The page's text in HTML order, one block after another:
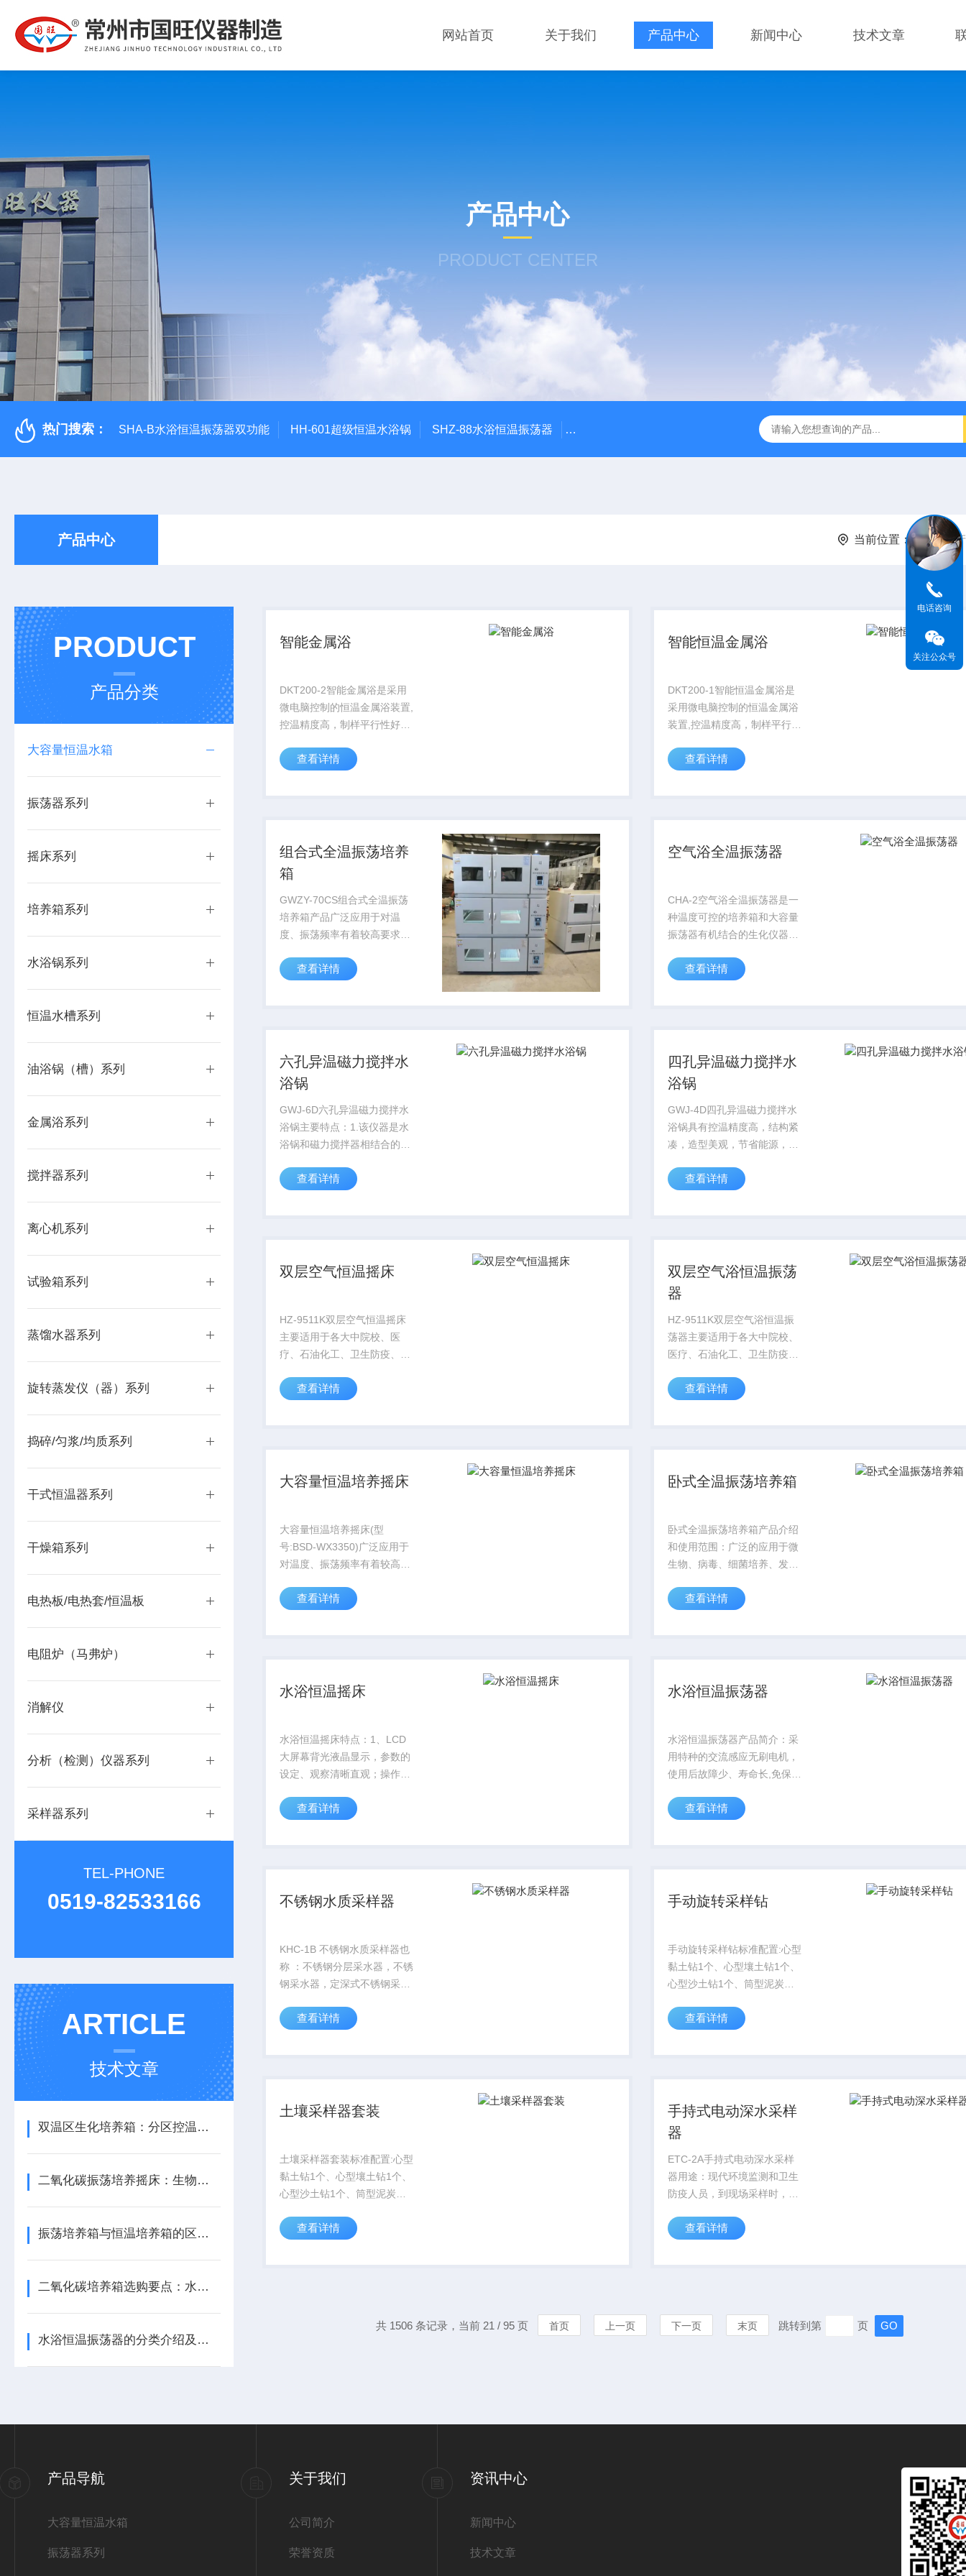
网站首页 关于我们 产品中心 新闻中心 技术文章
产品中心
PRODUCT CENTER
热门搜索： SHA-B水浴恒温振荡器双功能 HH-601超级恒温水浴锅 SHZ-88水浴恒温振荡器 HZQ-2水浴全温振荡器 THZ-82A气浴恒温振荡器价格
产品中心 当前位置：首页
PRODUCT
产品分类
大容量恒温水箱
振荡器系列
摇床系列
培养箱系列
水浴锅系列
恒温水槽系列
油浴锅（槽）系列
金属浴系列
搅拌器系列
离心机系列
试验箱系列
蒸馏水器系列
旋转蒸发仪（器）系列
捣碎/匀浆/均质系列
干式恒温器系列
干燥箱系列
电热板/电热套/恒温板
电阻炉（马弗炉）
消解仪
分析（检测）仪器系列
采样器系列
TEL-PHONE
0519-82533166
ARTICLE
技术文章
双温区生化培养箱：分区控温准确调控环境参数
二氧化碳振荡培养摇床：生物实验室核心精密设备
振荡培养箱与恒温培养箱的区别，你真的了解吗？
二氧化碳培养箱选购要点：水套式与气套式区别、精度与防污染对比分析
水浴恒温振荡器的分类介绍及基础操作规范
智能金属浴
DKT200-2智能金属浴是采用
微电脑控制的恒温金属浴装置,
控温精度高，制样平行性好，
应用于各种样品的培养、保存
化工、食品安全、质检等部
查看详情
智能恒温金属浴
DKT200-1智能恒温金属浴是
采用微电脑控制的恒温金属浴
装置,控温精度高，制样平行性
广泛应用于各种样品的培养、
药、化工、食品安全、质检等
查看详情
组合式全温振荡培养
箱
GWZY-70CS组合式全温振荡
培养箱产品广泛应用于对温
度、振荡频率有着较高要求的
化学反应以及酶、细胞组织研
学、制药、食品、环保等研究
查看详情
空气浴全温振荡器
CHA-2空气浴全温振荡器是一
种温度可控的培养箱和大容量
振荡器有机结合的生化仪器，
其结构为落地型卧式。广泛适
业、林业、环境科学、畜牧、
查看详情
六孔异温磁力搅拌水
浴锅
GWJ-6D六孔异温磁力搅拌水
浴锅主要特点：1.该仪器是水
浴锅和磁力搅拌器相结合的新
拌两种功能。2.采用了智能双
度可分别控制），测速数显
查看详情
四孔异温磁力搅拌水
浴锅
GWJ-4D四孔异温磁力搅拌水
浴锅具有控温精度高，结构紧
凑，造型美观，节省能源，使
物，物理、植物、化工、医
助加热的精密产品。
查看详情
双层空气恒温摇床
HZ-9511K双层空气恒温摇床
主要适用于各大中院校、医
疗、石油化工、卫生防疫、环
化、细胞、菌种等各种液态、
具有结构合理，操作简单、稳
查看详情
双层空气浴恒温振荡
器
HZ-9511K双层空气浴恒温振
荡器主要适用于各大中院校、
医疗、石油化工、卫生防疫、
生化、细胞、菌种等各种液
本机具有结构合理，操作简
查看详情
大容量恒温培养摇床
大容量恒温培养摇床(型
号:BSD-WX3350)广泛应用于
对温度、振荡频率有着较高要
生物化学反应以及酶、细胞组
分子学、制药、食品、环保等
查看详情
卧式全温振荡培养箱
卧式全温振荡培养箱产品介绍
和使用范围：广泛的应用于微
生物、病毒、细菌培养、发
细胞组织等研究。为温度、振
养以及酶工程等方面的研究提
查看详情
水浴恒温摇床
水浴恒温摇床特点：1、LCD
大屏幕背光液晶显示，参数的
设定、观察清晰直观；操作界
作和人为误操作2、PID微电脑
时功能：0～999.9小时内任意
查看详情
水浴恒温振荡器
水浴恒温振荡器产品简介：采
用特种的交流感应无刷电机，
使用后故障少、寿命长,免保
情况自动断电功能；有断电恢
造成的数据丢失问题。
查看详情
不锈钢水质采样器
KHC-1B 不锈钢水质采样器也
称 ：不锈钢分层采水器，不锈
钢采水器，定深式不锈钢采水
类、微生物（细菌）等指标分
性样品的水样采集；也适用于
查看详情
手动旋转采样钻
手动旋转采样钻标准配置:心型
黏土钻1个、心型壤土钻1个、
心型沙土钻1个、筒型泥炭钻1
延长杆1个、T型手柄1个、不
个、刷子1把、3米钢卷尺1...
查看详情
土壤采样器套装
土壤采样器套装标准配置:心型
黏土钻1个、心型壤土钻1个、
心型沙土钻1个、筒型泥炭钻1
延长杆1个、T型手柄1个、不
个、刷子1把、3米钢卷尺1...
查看详情
手持式电动深水采样
器
ETC-2A手持式电动深水采样
器用途：现代环境监测和卫生
防疫人员，到现场采样时，常
我公司专为用户设计了一种，
器，使用非常广泛，可以可采
查看详情
共 1506 条记录，当前 21 / 95 页 首页 上一页 下一页 末页 跳转到第 页
产品导航
大容量恒温水箱
振荡器系列
关于我们
公司简介
荣誉资质
资讯中心
新闻中心
技术文章
电话咨询
关注公众号